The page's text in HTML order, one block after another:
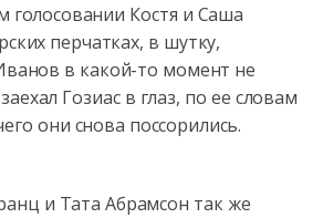
голосовании Костя и Саша
перчатках, в шутку,
в какой-то момент не
Гозиас в глаз, по ее словам
они снова поссорились.
и Тата Абрамсон так же